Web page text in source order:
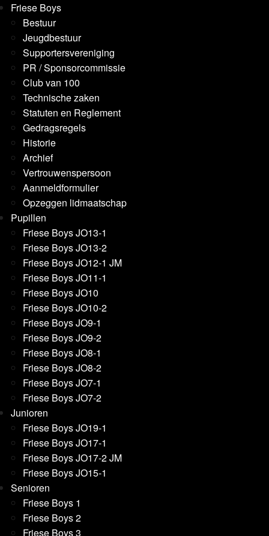
Friese Boys
Bestuur
Jeugdbestuur
Supportersvereniging
PR / Sponsorcommissie
Club van 100
Technische zaken
Statuten en Reglement
Gedragsregels
Historie
Archief
Vertrouwenspersoon
Aanmeldformulier
Opzeggen lidmaatschap
Pupillen
Friese Boys JO13-1
Friese Boys JO13-2
Friese Boys JO12-1 JM
Friese Boys JO11-1
Friese Boys JO10
Friese Boys JO10-2
Friese Boys JO9-1
Friese Boys JO9-2
Friese Boys JO8-1
Friese Boys JO8-2
Friese Boys JO7-1
Friese Boys JO7-2
Junioren
Friese Boys JO19-1
Friese Boys JO17-1
Friese Boys JO17-2 JM
Friese Boys JO15-1
Senioren
Friese Boys 1
Friese Boys 2
Friese Boys 3